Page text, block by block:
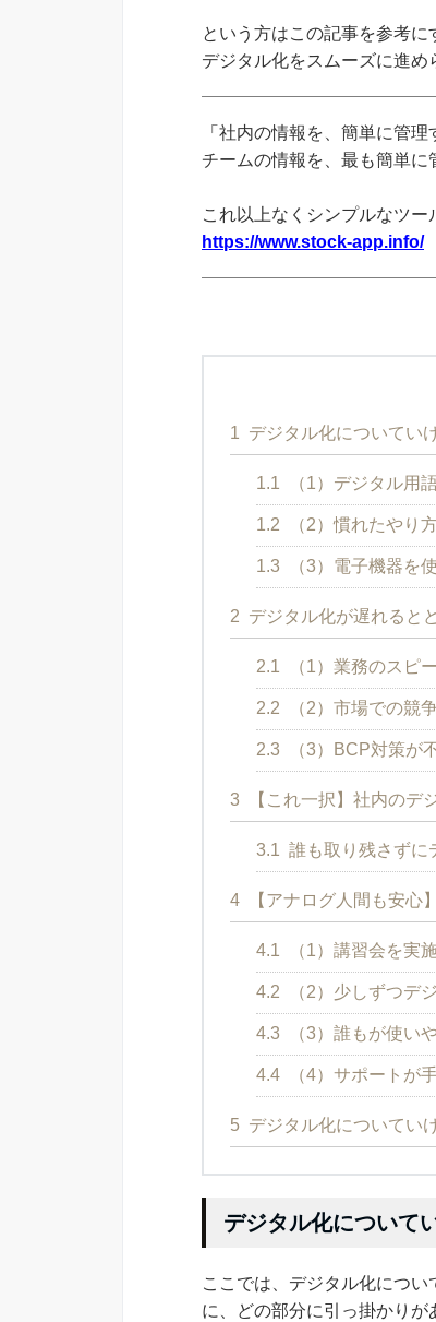
という方はこの記事を参考
デジタル化をスムーズに進め
「社内の情報を、簡単に管理
チームの情報を、最も簡単に
これ以上なくシンプルなツー
https://www.stock-app.info/
1 デジタル化についてい
1.1 （1）デジタル用
1.2 （2）慣れたやり
1.3 （3）電子機器を
2 デジタル化が遅れると
2.1 （1）業務のスピ
2.2 （2）市場での競
2.3 （3）BCP対策が
3 【これ一択】社内のデ
3.1 誰も取り残さずに
4 【アナログ人間も安心
4.1 （1）講習会を実
4.2 （2）少しずつデ
4.3 （3）誰もが使い
4.4 （4）サポートが
5 デジタル化についてい
デジタル化について
ここでは、デジタル化につ
に、どの部分に引っ掛かりが